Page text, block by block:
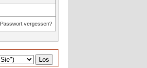
Passwort vergessen?